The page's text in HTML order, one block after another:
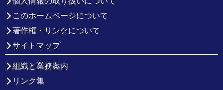
このホームページについて
著作権・リンクについて
サイトマップ
組織と業務案内
リンク集